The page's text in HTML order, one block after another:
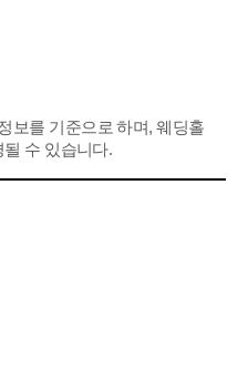
보를 기준으로 하며, 웨딩홀
수 있습니다.